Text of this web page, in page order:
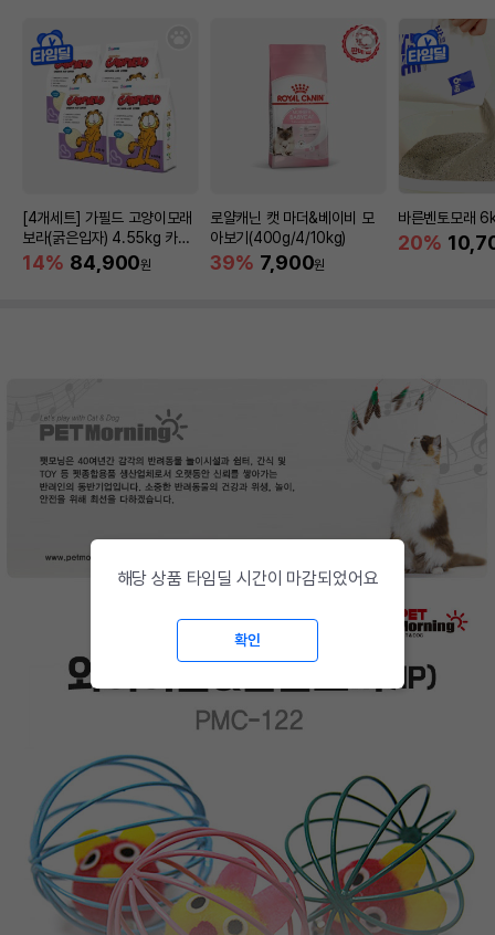
[4개세트] 가필드 고양이모래
보라(굵은입자) 4.55kg 카사
바모래
14% 84,900원
로얄캐닌 캣 마더&베이비 모
아보기(400g/4/10kg)
39% 7,900원
바른벤토모래
20%
해당 상품 타임딜 시간이 마감되었어요
확인